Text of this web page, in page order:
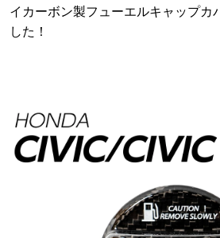
イカーボン製フューエルキャップカ
した！